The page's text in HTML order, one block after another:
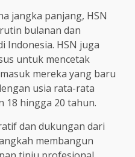
jangka panjang, HSN
bulanan dan
Indonesia. HSN juga
untuk mencetak
mereka yang baru
usia rata-rata
18 hingga 20 tahun.
dan dukungan dari
membangun